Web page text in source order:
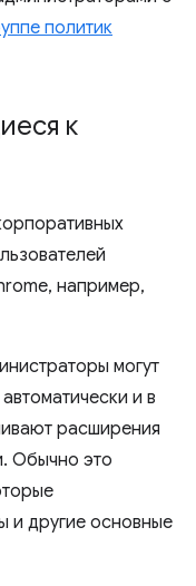
политик
к
например,
могут
и в
расширения
Обычно это
и другие основные